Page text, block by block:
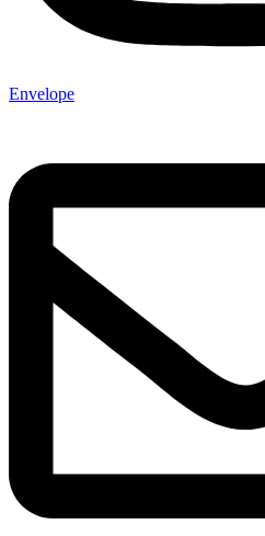
Envelope